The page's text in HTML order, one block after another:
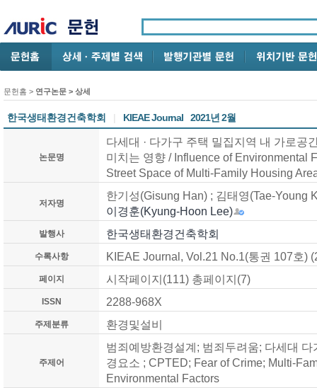
문헌홈 > 연구논문 > 상세
한국생태환경건축학회 | KIEAE Journal 2021년 2월
논문명
다세대 · 다가구 주택 밀집지역 내 가로공
미치는 영향 / Influence of Environmental
Street Space of Multi-Family Housing
저자명
한기성(Gisung Han) ; 김태영(Tae-Young
이경훈(Kyung-Hoon Lee)
발행사 한국생태환경건축학회
수록사항 KIEAE Journal, Vol.21 No.1(통권 107호)
페이지 시작페이지(111) 총페이지(7)
ISSN 2288-968X
주제분류 환경및설비
주제어
범죄예방환경설계; 범죄두려움; 다세대
경요소 ; CPTED; Fear of Crime; Multi-
Environmental Factors